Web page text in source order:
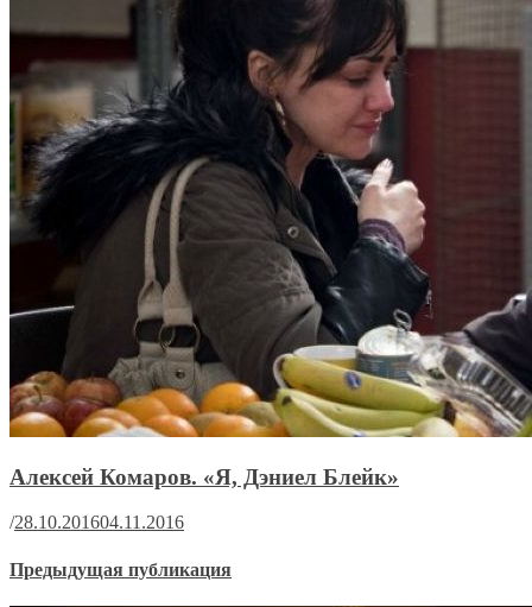
Алексей Комаров. «Я, Дэниел Блейк»
/28.10.201604.11.2016
Предыдущая публикация